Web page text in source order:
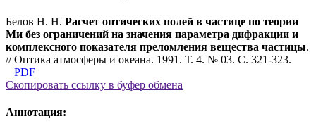
Белов Н. Н. Расчет оптических полей в частице по теории
Ми без ограничений на значения параметра дифракции и
комплексного показателя преломления вещества частицы.
// Оптика атмосферы и океана. 1991. Т. 4. № 03. С. 321-323.
PDF
Скопировать ссылку в буфер обмена
Аннотация: